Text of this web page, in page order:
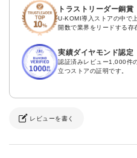
トラストリーダー銅賞
U-KOMI導入ストアの中で
開数で業界をリードする存
実績ダイヤモンド認定
認証済みレビュー1,000件
立つストアの証明です。
レビューを書く